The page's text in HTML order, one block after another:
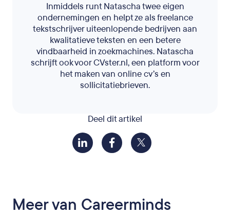
Deel dit artikel
Inmiddels runt Natascha twee eigen
ondernemingen en helpt ze als freelance
tekstschrijver uiteenlopende bedrijven aan
kwalitatieve teksten en een betere
vindbaarheid in zoekmachines. Natascha
schrijft ook voor CVster.nl, een platform voor
het maken van online cv’s en
sollicitatiebrieven.
Meer van Careerminds